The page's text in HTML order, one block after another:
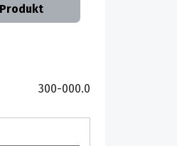
300-000.0